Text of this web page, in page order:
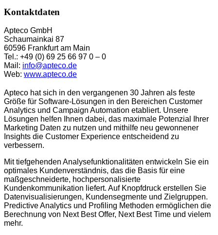
Kontaktdaten
Apteco GmbH
Schaumainkai 87
60596 Frankfurt am Main
Tel.: +49 (0) 69 25 66 97 0 – 0
Mail: info@apteco.de
Web: www.apteco.de
Apteco hat sich in den vergangenen 30 Jahren als feste
Größe für Software-Lösungen in den Bereichen Customer
Analytics und Campaign Automation etabliert. Unsere
Lösungen helfen Ihnen dabei, das maximale Potenzial Ihrer
Marketing Daten zu nutzen und mithilfe neu gewonnener
Insights die Customer Experience entscheidend zu
verbessern.
Mit tiefgehenden Analysefunktionalitäten entwickeln Sie ein
optimales Kundenverständnis, das die Basis für eine
maßgeschneiderte, hochpersonalisierte
Kundenkommunikation liefert. Auf Knopfdruck erstellen Sie
Datenvisualisierungen, Kundensegmente und Zielgruppen.
Predictive Analytics und Profiling Methoden ermöglichen die
Berechnung von Next Best Offer, Next Best Time und vielem
mehr.